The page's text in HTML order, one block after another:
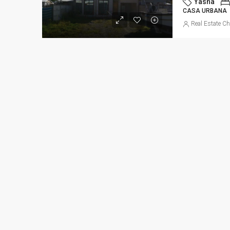
Yasna
CASA URBANA
Real Estate